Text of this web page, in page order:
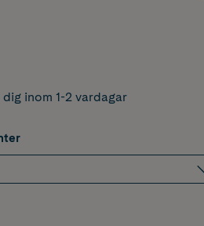
dig inom 1-2 vardagar